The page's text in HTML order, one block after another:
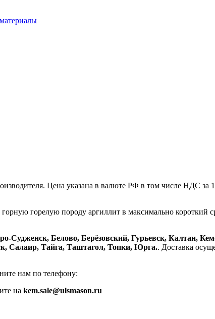
Цена указана в валюте РФ в том числе НДС за
горелую породу аргиллит в максимально короткий
Судженск, Белово, Берёзовский, Гурьевск, Калтан,
Салаир, Тайга, Таштагол, Топки, Юрга.. Доставка
нам по телефону:
на kem.sale@ulsmason.ru